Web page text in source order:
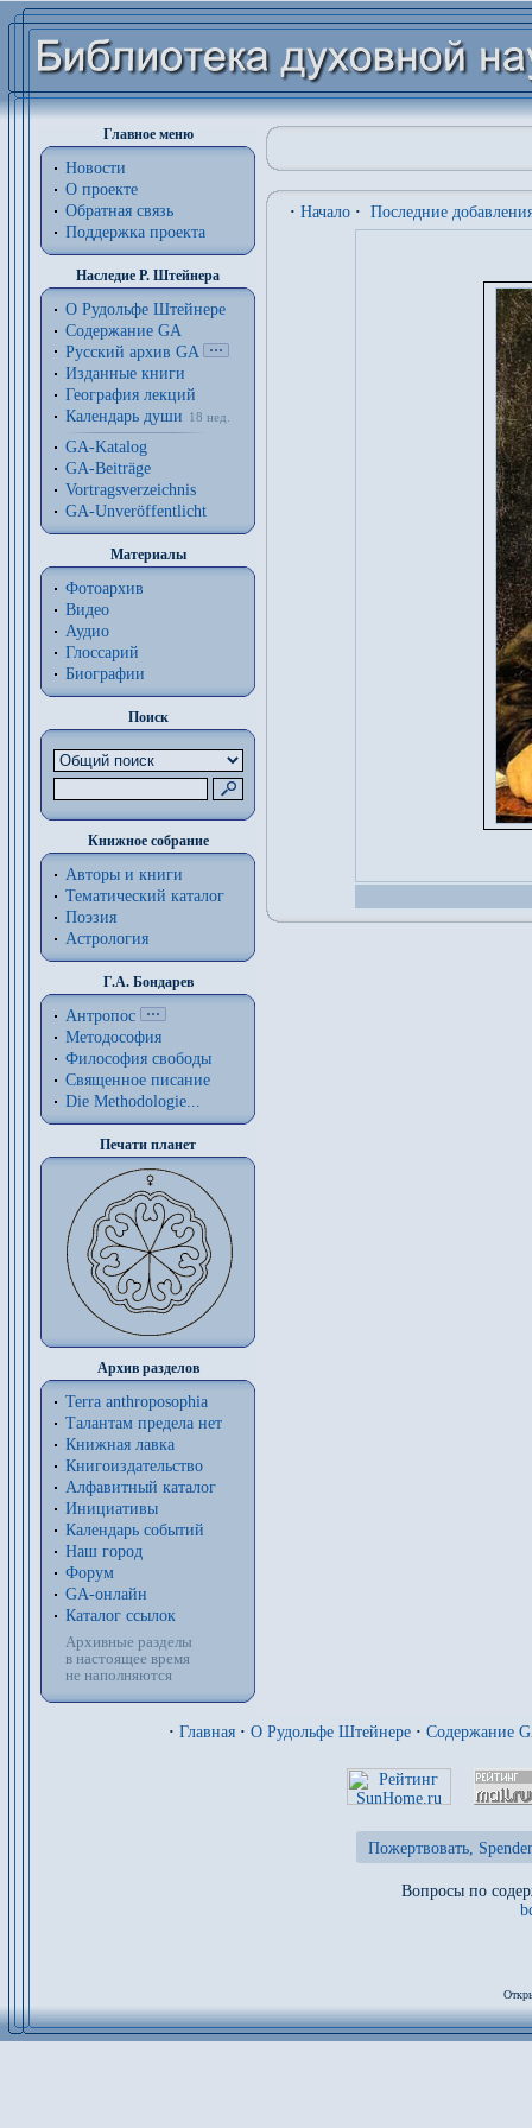
Главное меню
Новости
О проекте
Обратная связь
Поддержка проекта
Наследие Р. Штейнера
О Рудольфе Штейнере
Содержание GA
Русский архив GA
Изданные книги
География лекций
Календарь души
18 нед.
GA-Katalog
GA-Beiträge
Vortragsverzeichnis
GA-Unveröffentlicht
Материалы
Фотоархив
Видео
Аудио
Глоссарий
Биографии
Поиск
Книжное собрание
Авторы и книги
Тематический каталог
Поэзия
Астрология
Г.А. Бондарев
Антропос
Методософия
Философия cвободы
Священное писание
Die Methodologie...
Печати планет
Архив разделов
Terra anthroposophia
Талантам предела нет
Книжная лавка
Книгоиздательство
Алфавитный каталог
Инициативы
Календарь событий
Наш город
Форум
GA-онлайн
Каталог ссылок
Архивные разделы
в настоящее время
не наполняются
· Начало · Последние
· Главная · О Рудольфе Штейнере · Содержание
Пожертвовать,
Вопросы по